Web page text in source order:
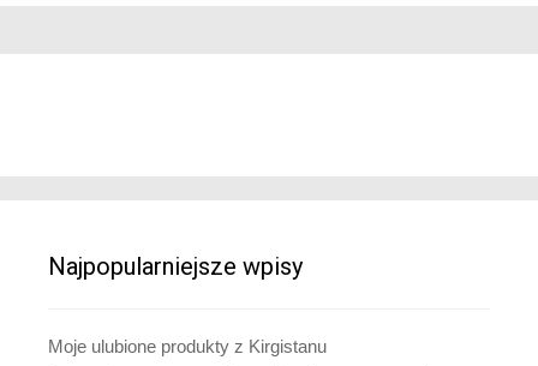
Najpopularniejsze wpisy
Moje ulubione produkty z Kirgistanu